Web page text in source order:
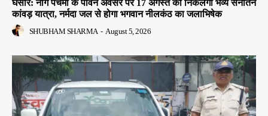
घंसौर: नाग पंचमी के पावन अवसर पर 17 अगस्त को निकलेगी भव्य सनातन
कांवड़ यात्रा, नर्मदा जल से होगा भगवान नीलकंठ का जलाभिषेक
SHUBHAM SHARMA - August 5, 2026